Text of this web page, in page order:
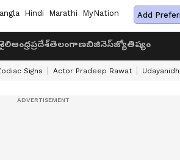
Hindi Marathi MyNation Add
ఆంధ్రప్రదేశ్తెలంగాణబిజినెస్జ్యోతిష్యం
Signs Actor Pradeep Rawat